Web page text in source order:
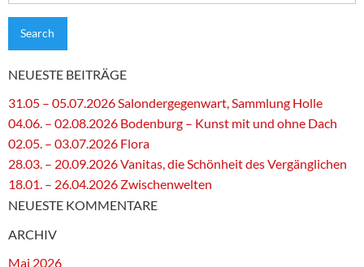
NEUESTE BEITRÄGE
31.05 – 05.07.2026 Salondergegenwart, Sammlung Holle
04.06. – 02.08.2026 Bodenburg – Kunst mit und ohne Dach
02.05. – 03.07.2026 Flora
28.03. – 20.09.2026 Vanitas, die Schönheit des Vergänglichen
18.01. – 26.04.2026 Zwischenwelten
NEUESTE KOMMENTARE
ARCHIV
Mai 2026